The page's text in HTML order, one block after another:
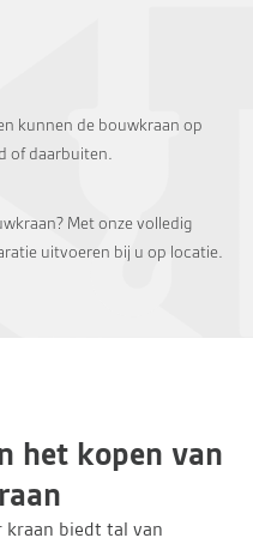
kunnen de bouwkraan op
of daarbuiten.
Met onze volledig
uitvoeren bij u op locatie.
het kopen van
kraan biedt tal van